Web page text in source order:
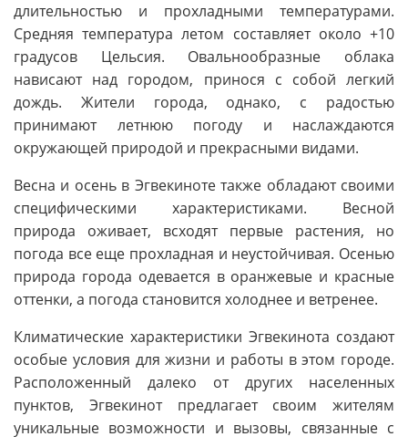
длительностью и прохладными температурами.
Средняя температура летом составляет около +10
градусов Цельсия. Овальнообразные облака
нависают над городом, принося с собой легкий
дождь. Жители города, однако, с радостью
принимают летнюю погоду и наслаждаются
окружающей природой и прекрасными видами.
Весна и осень в Эгвекиноте также обладают своими
специфическими характеристиками. Весной
природа оживает, всходят первые растения, но
погода все еще прохладная и неустойчивая. Осенью
природа города одевается в оранжевые и красные
оттенки, а погода становится холоднее и ветренее.
Климатические характеристики Эгвекинота создают
особые условия для жизни и работы в этом городе.
Расположенный далеко от других населенных
пунктов, Эгвекинот предлагает своим жителям
уникальные возможности и вызовы, связанные с